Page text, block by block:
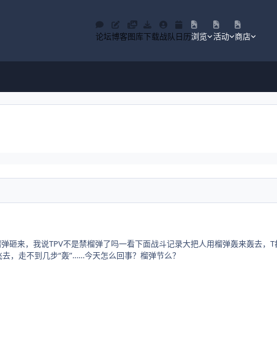
论坛博客图库下载战队 日历浏览 活动 商店
砸来，我说TPV不是禁榴弹了吗一看下面战斗记录大把人用榴弹轰来轰去，
，走不到几步“轰”……今天怎么回事？榴弹节么？